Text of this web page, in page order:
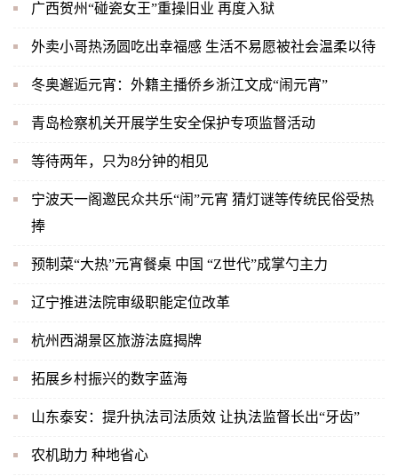
广西贺州“碰瓷女王”重操旧业 再度入狱
外卖小哥热汤圆吃出幸福感 生活不易愿被社会温柔以待
冬奥邂逅元宵：外籍主播侨乡浙江文成“闹元宵”
青岛检察机关开展学生安全保护专项监督活动
等待两年，只为8分钟的相见
宁波天一阁邀民众共乐“闹”元宵 猜灯谜等传统民俗受热
捧
预制菜“大热”元宵餐桌 中国 “Z世代”成掌勺主力
辽宁推进法院审级职能定位改革
杭州西湖景区旅游法庭揭牌
拓展乡村振兴的数字蓝海
山东泰安：提升执法司法质效 让执法监督长出“牙齿”
农机助力 种地省心